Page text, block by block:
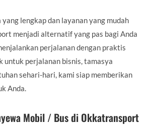
lengkap dan layanan yang mudah
menjadi alternatif yang pas bagi Anda
perjalanan dengan praktis
untuk perjalanan bisnis, tamasya
sehari-hari, kami siap memberikan
Anda.
Mobil / Bus di Okkatransport